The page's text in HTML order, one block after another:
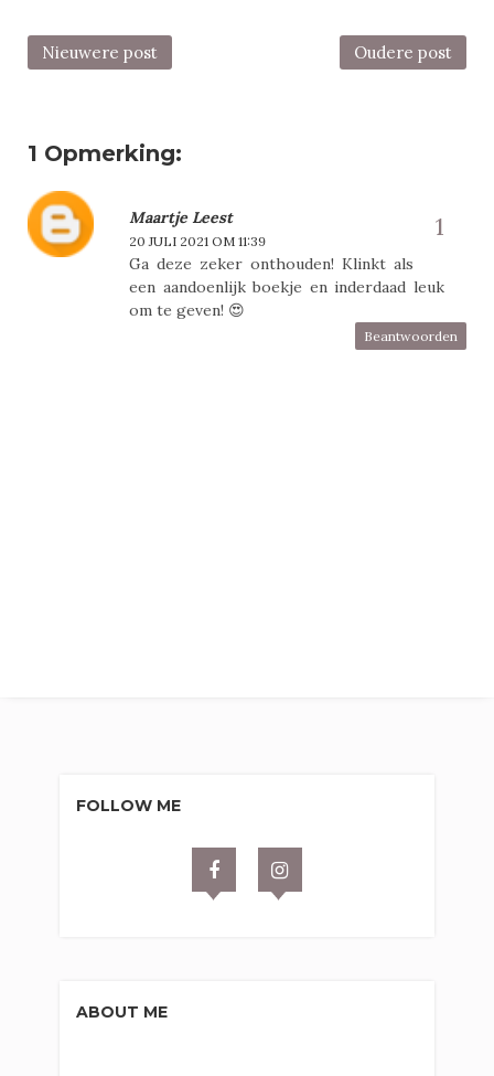
Nieuwere post Oudere post
1 Opmerking:
Maartje Leest
20 JULI 2021 OM 11:39
Ga deze zeker onthouden! Klinkt als
een aandoenlijk boekje en inderdaad leuk
om te geven! 😍
Beantwoorden
FOLLOW ME
ABOUT ME